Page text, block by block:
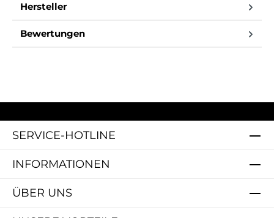
Hersteller
Bewertungen
SERVICE-HOTLINE
INFORMATIONEN
ÜBER UNS